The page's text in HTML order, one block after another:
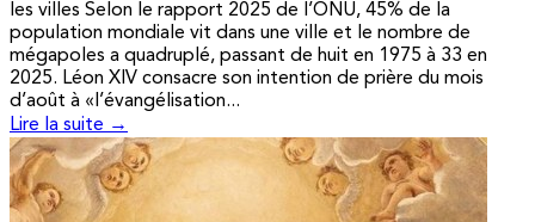
les villes Selon le rapport 2025 de l’ONU, 45% de la
population mondiale vit dans une ville et le nombre de
mégapoles a quadruplé, passant de huit en 1975 à 33 en
2025. Léon XIV consacre son intention de prière du mois
d’août à «l’évangélisation...
Lire la suite →